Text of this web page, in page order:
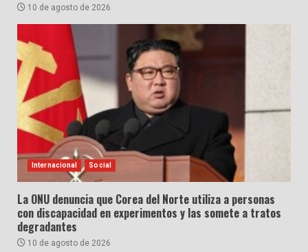
10 de agosto de 2026
Internacional Social
La ONU denuncia que Corea del Norte utiliza a personas
con discapacidad en experimentos y las somete a tratos
degradantes
10 de agosto de 2026